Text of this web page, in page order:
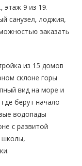
этаж 9 из 19.
санузел, лоджия,
заказать
из 15 домов
склоне горы
вид на море и
берут начало
водопады
с развитой
школы,